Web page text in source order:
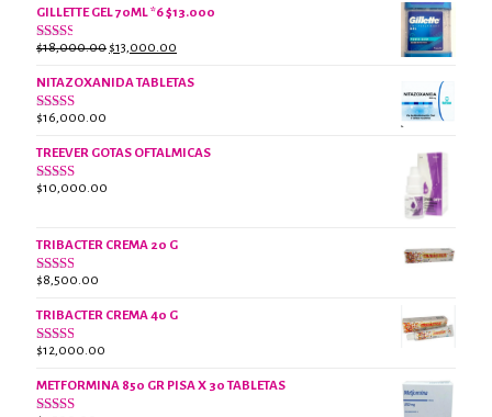
2.61
de 5
original
actual
GILLETTE GEL 70ML *6 $13.000
Valorado
2.38
de 5
$18,000.00 El
original
$13,000.00
actual
NITAZOXANIDA TABLETAS
Valorado
2.61
de 5
$16,000.00
TREEVER GOTAS OFTALMICAS
Valorado
$10,000.00
TRIBACTER CREMA 20 G
Valorado
2.44
de 5
$8,500.00
TRIBACTER CREMA 40 G
Valorado
2.40
de 5
$12,000.00
METFORMINA 850 GR PISA X 30 TABLETAS